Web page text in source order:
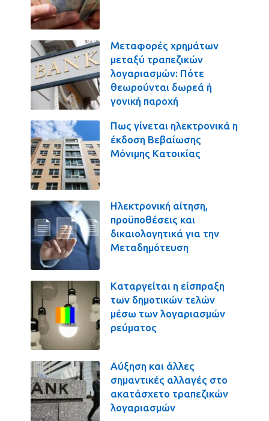
Μεταφορές χρημάτων
μεταξύ τραπεζικών
λογαριασμών: Πότε
θεωρούνται δωρεά ή
γονική παροχή
Πως γίνεται ηλεκτρονικά η
έκδοση Βεβαίωσης
Μόνιμης Κατοικίας
Ηλεκτρονική αίτηση,
προϋποθέσεις και
δικαιολογητικά για την
Μεταδημότευση
Καταργείται η είσπραξη
των δημοτικών τελών
μέσω των λογαριασμών
ρεύματος
Αύξηση και άλλες
σημαντικές αλλαγές στο
ακατάσχετο τραπεζικών
λογαριασμών